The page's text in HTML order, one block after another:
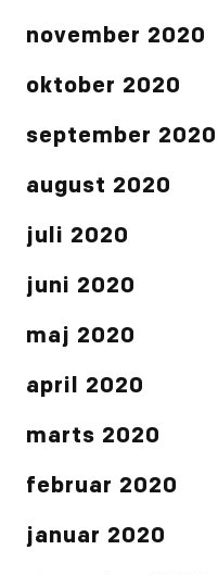
november 2020
oktober 2020
september 2020
august 2020
juli 2020
juni 2020
maj 2020
april 2020
marts 2020
februar 2020
januar 2020